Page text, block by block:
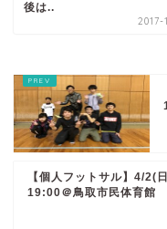
後は..
2017-
【個人フットサル】4/2(
19:00＠鳥取市民体育館